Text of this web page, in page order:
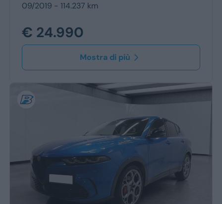
09/2019 - 114.237 km
€ 24.990
Mostra di più